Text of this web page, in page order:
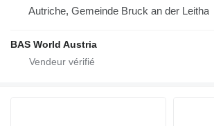
Autriche, Gemeinde Bruck an der Leitha
BAS World Austria